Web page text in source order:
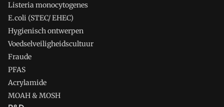
Listeria monocytogenes
E.coli (STEC/ EHEC)
Hygienisch ontwerpen
Voedselveiligheidscultuur
Fraude
PFAS
Acrylamide
MOAH & MOSH